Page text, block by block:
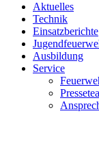
Aktuelles
Technik
Einsatzberichte
Ausbildung
Service